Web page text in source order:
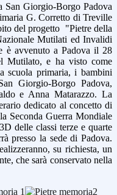
San Giorgio-Borgo Padova
G. Corretto di Treville
del progetto "Pietre della
Mutilati ed Invalidi
è avvenuto a Padova il 28
Mutilato, e ha visto come
scuola primaria, i bambini
Giorgio-Borgo Padova,
e Anna Matarazzo. La
dedicato al concetto di
Seconda Guerra Mondiale
delle classi terze e quarte
presso la sede di Padova.
su richiesta, un
che sarà conservato nella